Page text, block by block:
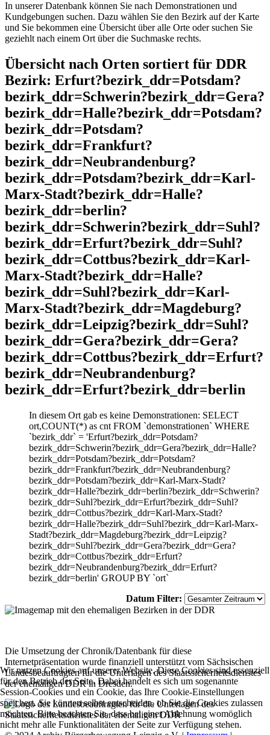
In unserer Datenbank können Sie nach Demonstrationen und
Kundgebungen suchen. Dazu wählen Sie den Bezirk auf der Karte
und Sie bekommen eine Übersicht über alle Orte oder suchen Sie
geziehlt nach einem Ort über die Suchmaske rechts.
Übersicht nach Orten sortiert für DDR
Bezirk: Erfurt?bezirk_ddr=Potsdam?
bezirk_ddr=Schwerin?bezirk_ddr=Gera?
bezirk_ddr=Halle?bezirk_ddr=Potsdam?
bezirk_ddr=Potsdam?
bezirk_ddr=Frankfurt?
bezirk_ddr=Neubrandenburg?
bezirk_ddr=Potsdam?bezirk_ddr=Karl-
Marx-Stadt?bezirk_ddr=Halle?
bezirk_ddr=berlin?
bezirk_ddr=Schwerin?bezirk_ddr=Suhl?
bezirk_ddr=Erfurt?bezirk_ddr=Suhl?
bezirk_ddr=Cottbus?bezirk_ddr=Karl-
Marx-Stadt?bezirk_ddr=Halle?
bezirk_ddr=Suhl?bezirk_ddr=Karl-
Marx-Stadt?bezirk_ddr=Magdeburg?
bezirk_ddr=Leipzig?bezirk_ddr=Suhl?
bezirk_ddr=Gera?bezirk_ddr=Gera?
bezirk_ddr=Cottbus?bezirk_ddr=Erfurt?
bezirk_ddr=Neubrandenburg?
bezirk_ddr=Erfurt?bezirk_ddr=berlin
In diesem Ort gab es keine Demonstrationen: SELECT
ort,COUNT(*) as cnt FROM `demonstrationen` WHERE
`bezirk_ddr` = 'Erfurt?bezirk_ddr=Potsdam?
bezirk_ddr=Schwerin?bezirk_ddr=Gera?bezirk_ddr=Halle?
bezirk_ddr=Potsdam?bezirk_ddr=Potsdam?
bezirk_ddr=Frankfurt?bezirk_ddr=Neubrandenburg?
bezirk_ddr=Potsdam?bezirk_ddr=Karl-Marx-Stadt?
bezirk_ddr=Halle?bezirk_ddr=berlin?bezirk_ddr=Schwerin?
bezirk_ddr=Suhl?bezirk_ddr=Erfurt?bezirk_ddr=Suhl?
bezirk_ddr=Cottbus?bezirk_ddr=Karl-Marx-Stadt?
bezirk_ddr=Halle?bezirk_ddr=Suhl?bezirk_ddr=Karl-Marx-
Stadt?bezirk_ddr=Magdeburg?bezirk_ddr=Leipzig?
bezirk_ddr=Suhl?bezirk_ddr=Gera?bezirk_ddr=Gera?
bezirk_ddr=Cottbus?bezirk_ddr=Erfurt?
bezirk_ddr=Neubrandenburg?bezirk_ddr=Erfurt?
bezirk_ddr=berlin' GROUP BY `ort`
Datum Filter:
Die Umsetzung der Chronik/Datenbank für diese
Internetpräsentation wurde finanziell unterstützt vom Sächsischen
Landesbeauftragten für die Unterlagen des Staatssicherheitsdienstes
der ehemaligen DDR in Dresden.
Wir nutzen Cookies auf unserer Website. Diese Cookies sind essenziell
für den Betrieb der Seite. Dabei handelt es sich um sogenannte
Session-Cookies und ein Cookie, das Ihre Cookie-Einstellungen
speichert. Sie können selbst entscheiden, ob Sie die Cookies zulassen
möchten. Bitte beachten Sie, dass bei einer Ablehnung womöglich
nicht mehr alle Funktionalitäten der Seite zur Verfügung stehen.